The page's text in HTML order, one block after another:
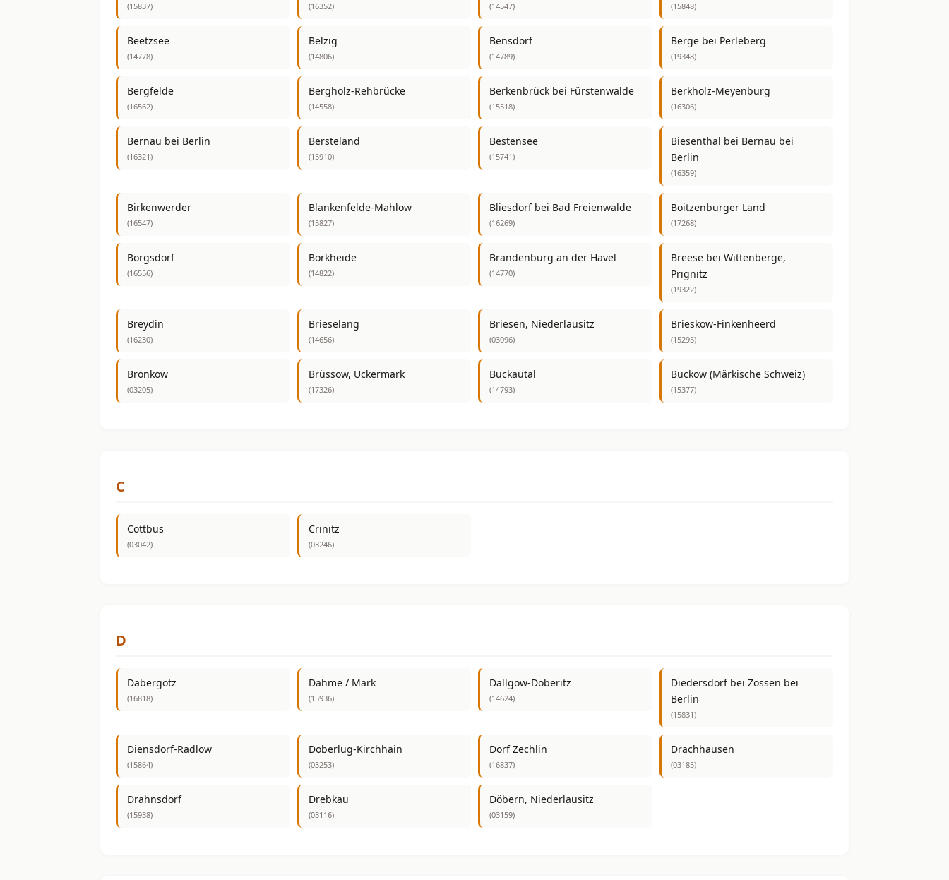
(15837) (16352) (14547) (15848)
Beetzsee
(14778)
Belzig
(14806)
Bensdorf
(14789)
Berge bei Perleberg
(19348)
Bergfelde
(16562)
Bergholz-Rehbrücke
(14558)
Berkenbrück bei Fürstenwalde
(15518)
Berkholz-Meyenburg
(16306)
Bernau bei Berlin
(16321)
Bersteland
(15910)
Bestensee
(15741)
Biesenthal bei Bernau bei
Berlin
(16359)
Birkenwerder
(16547)
Blankenfelde-Mahlow
(15827)
Bliesdorf bei Bad Freienwalde
(16269)
Boitzenburger Land
(17268)
Borgsdorf
(16556)
Borkheide
(14822)
Brandenburg an der Havel
(14770)
Breese bei Wittenberge,
Prignitz
(19322)
Breydin
(16230)
Brieselang
(14656)
Briesen, Niederlausitz
(03096)
Brieskow-Finkenheerd
(15295)
Bronkow
(03205)
Brüssow, Uckermark
(17326)
Buckautal
(14793)
Buckow (Märkische Schweiz)
(15377)
C
Cottbus
(03042)
Crinitz
(03246)
D
Dabergotz
(16818)
Dahme / Mark
(15936)
Dallgow-Döberitz
(14624)
Diedersdorf bei Zossen bei
Berlin
(15831)
Diensdorf-Radlow
(15864)
Doberlug-Kirchhain
(03253)
Dorf Zechlin
(16837)
Drachhausen
(03185)
Drahnsdorf
(15938)
Drebkau
(03116)
Döbern, Niederlausitz
(03159)